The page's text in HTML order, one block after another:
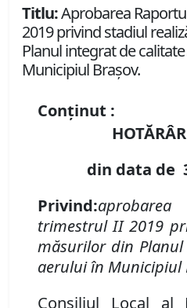
Titlu:Aprobarea
2019 privind stadiul
Planul integrat de
Municipiul Braşov.
Conținut :
din data de
Privind:
trimestrul II 2019
măsurilor din
aerului în Municipiul
Consiliul Local al